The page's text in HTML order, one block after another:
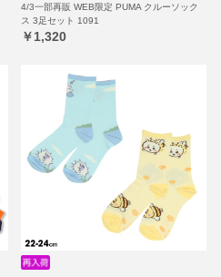
4/3一部再販 WEB限定 PUMA クルーソック
ス 3足セット 1091
￥1,320